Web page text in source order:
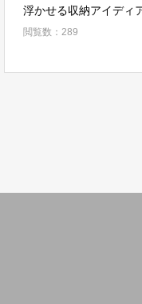
浮かせる収納アイディ
閲覧数：289